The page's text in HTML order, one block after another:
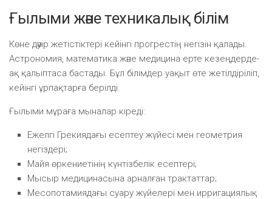
Ғылыми және техникалық білім
Көне дәуір жетістіктері кейінгі прогрестің негізін қалады.
Астрономия, математика және медицина ерте кезеңдерде-
ақ қалыптаса бастады. Бұл білімдер уақыт өте жетілдіріліп,
кейінгі ұрпақтарға берілді.
Ғылыми мұраға мыналар кіреді:
Ежелгі Грекиядағы есептеу жүйесі мен геометрия
негіздері;
Майя өркениетінің күнтізбелік есептері;
Мысыр медицинасына арналған трактаттар;
Месопотамиядағы суару жүйелері мен ирригациялық